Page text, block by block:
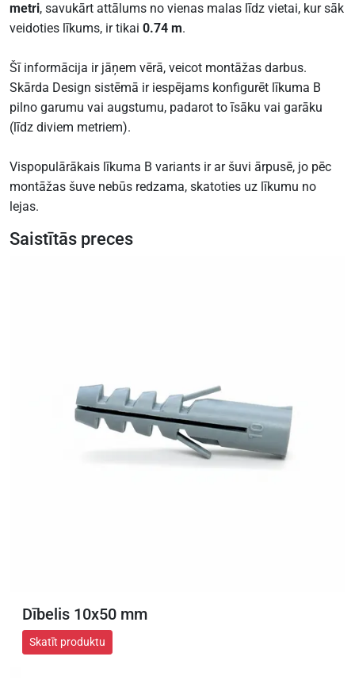
metri, savukārt attālums no vienas malas līdz vietai, kur sāk
veidoties līkums, ir tikai 0.74 m.
Šī informācija ir jāņem vērā, veicot montāžas darbus.
Skārda Design sistēmā ir iespējams konfigurēt līkuma B
pilno garumu vai augstumu, padarot to īsāku vai garāku
(līdz diviem metriem).
Vispopulārākais līkuma B variants ir ar šuvi ārpusē, jo pēc
montāžas šuve nebūs redzama, skatoties uz līkumu no
lejas.
Saistītās preces
Dībelis 10x50 mm
Skatīt produktu